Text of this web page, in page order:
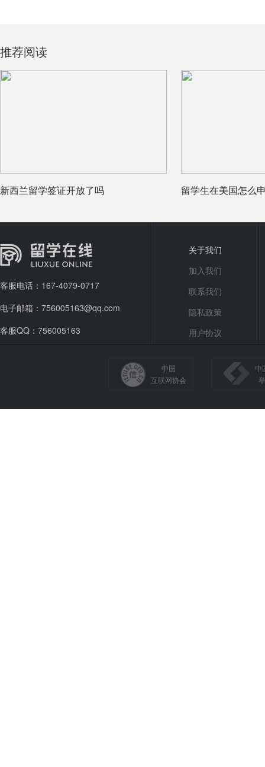
推荐阅读
新西兰留学签证开放了吗 留学生在美国怎么
客服电话：167-4079-0717
电子邮箱：756005163@qq.com
客服QQ：756005163
关于我们
加入我们
联系我们
隐私政策
用户协议
中国
互联网协会
中